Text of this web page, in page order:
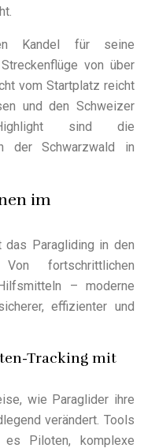
Kandel für seine
von über
vom Startplatz reicht
und den Schweizer
sind die
der Schwarzwald in
im
das Paragliding in den
fortschrittlichen
– moderne
effizienter und
Tracking mit
wie Paraglider ihre
verändert. Tools
es Piloten, komplexe